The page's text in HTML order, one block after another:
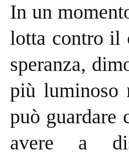
In un
lotta contro il
speranza,
più luminoso
può guardare
avere a